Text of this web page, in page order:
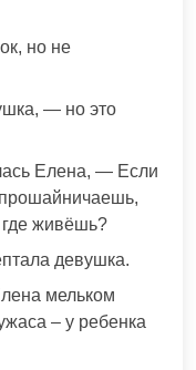
но не
— но это
Елена, — Если
живёшь?
девушка.
мельком
– у ребенка